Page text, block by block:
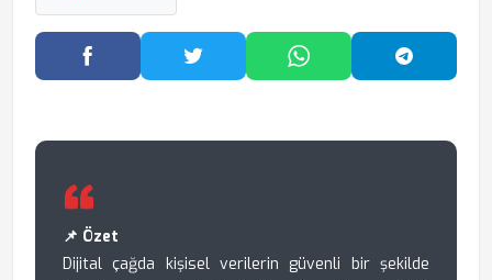
Facebook'ta PaylaşTwitter'da PaylaşWhatsApp'ta Paylaş
📌 Özet
Dijital çağda kişisel verilerin güvenli bir şekilde